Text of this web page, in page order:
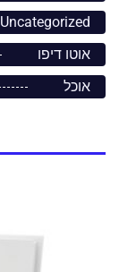
Uncategorized
אוטו דיפו
אוכל